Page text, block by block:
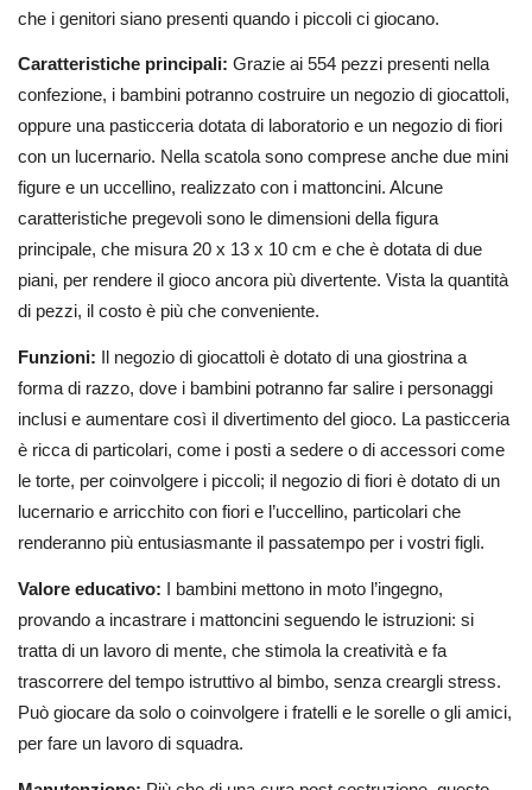
che i genitori siano presenti quando i piccoli ci giocano.
Caratteristiche principali: Grazie ai 554 pezzi presenti nella
confezione, i bambini potranno costruire un negozio di giocattoli,
oppure una pasticceria dotata di laboratorio e un negozio di fiori
con un lucernario. Nella scatola sono comprese anche due mini
figure e un uccellino, realizzato con i mattoncini. Alcune
caratteristiche pregevoli sono le dimensioni della figura
principale, che misura 20 x 13 x 10 cm e che è dotata di due
piani, per rendere il gioco ancora più divertente. Vista la quantità
di pezzi, il costo è più che conveniente.
Funzioni: Il negozio di giocattoli è dotato di una giostrina a
forma di razzo, dove i bambini potranno far salire i personaggi
inclusi e aumentare così il divertimento del gioco. La pasticceria
è ricca di particolari, come i posti a sedere o di accessori come
le torte, per coinvolgere i piccoli; il negozio di fiori è dotato di un
lucernario e arricchito con fiori e l’uccellino, particolari che
renderanno più entusiasmante il passatempo per i vostri figli.
Valore educativo: I bambini mettono in moto l’ingegno,
provando a incastrare i mattoncini seguendo le istruzioni: si
tratta di un lavoro di mente, che stimola la creatività e fa
trascorrere del tempo istruttivo al bimbo, senza creargli stress.
Può giocare da solo o coinvolgere i fratelli e le sorelle o gli amici,
per fare un lavoro di squadra.